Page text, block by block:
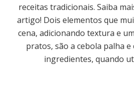
receitas tradicionais. Saiba
artigo! Dois elementos que
cena, adicionando textura e
pratos, são a cebola palha
ingredientes, quando